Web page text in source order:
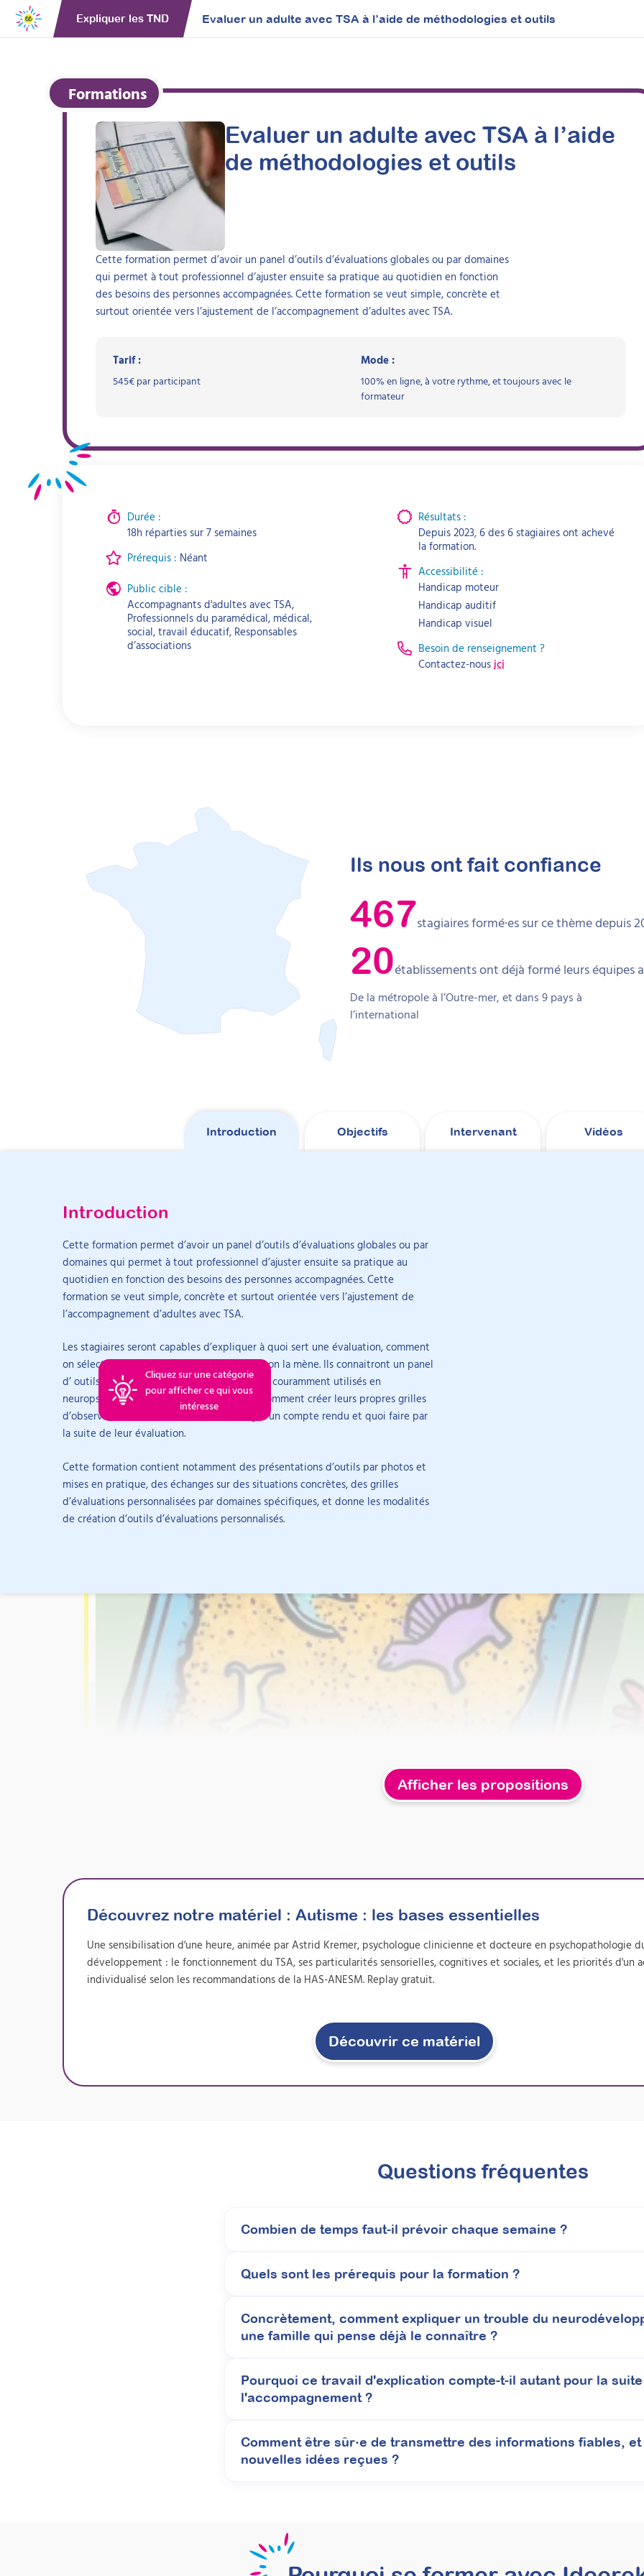
Expliquer les TND Evaluer un adulte avec TSA à l’aide de méthodologies et outils
Formations
Evaluer un adulte avec TSA à l’aide
de méthodologies et outils
Cette formation permet d’avoir un panel d’outils d’évaluations globales ou par domaines
qui permet à tout professionnel d’ajuster ensuite sa pratique au quotidien en fonction
des besoins des personnes accompagnées. Cette formation se veut simple, concrète et
surtout orientée vers l’ajustement de l’accompagnement d’adultes avec TSA.
Tarif :
545€ par participant
Mode :
100% en ligne, à votre rythme, et toujours avec le
formateur
Durée :
18h réparties sur 7 semaines
Prérequis : Néant
Public cible :
Accompagnants d'adultes avec TSA,
Professionnels du paramédical, médical,
social, travail éducatif, Responsables
d’associations
Résultats :
Depuis 2023, 6 des 6 stagiaires ont achevé
la formation.
Accessibilité :
Handicap moteur
Handicap auditif
Handicap visuel
Besoin de renseignement ?
Contactez-nousici
Ils nous ont fait confiance
467stagiaires formé·es sur ce thème depuis
20établissements ont déjà formé leurs équipes
De la métropole à l’Outre-mer, et dans 9 pays à
l’international
Introduction Objectifs Intervenant Vidéos
Introduction
Cette formation permet d’avoir un panel d’outils d’évaluations globales ou par
domaines qui permet à tout professionnel d’ajuster ensuite sa pratique au
quotidien en fonction des besoins des personnes accompagnées. Cette
formation se veut simple, concrète et surtout orientée vers l’ajustement de
l’accompagnement d’adultes avec TSA.
Les stagiaires seront capables d’expliquer à quoi sert une évaluation, comment
on sélectionne une évaluation et comment on la mène. Ils connaitront un panel
d’ outils d’évaluations standardisées les plus couramment utilisés en
neuropsychologie auprès d’adultes TSA et comment créer leurs propres grilles
d’observations. Ils sauront comment rédiger un compte rendu et quoi faire par
la suite de leur évaluation.
Cette formation contient notamment des présentations d’outils par photos et
mises en pratique, des échanges sur des situations concrètes, des grilles
d’évaluations personnalisées par domaines spécifiques, et donne les modalités
de création d’outils d’évaluations personnalisés.
Objectifs
expliquer à quoi sert une évaluation
sélectionner une évaluation pertinente
mener le processus d’évaluation
connaitre un panel d’outils d’évaluations standardisées les plus couramment utilisés en neuropsychologie auprès
créer ses propres grilles d’observations
envisager la suite de l’évaluation
Intervenant
Emilie Delépine
Psychologue clinicienne et superviseuse
Émilie Delépine a obtenu en 2012 un master 2 de psychologie du
développement humain et handicaps à l’Université Rennes 2, puis un
DIU de psychopathologie de la personne âgée à l’Université d’Angers
en 2020. Elle exerce comme psychologue en IME après avoir travaillé
en FAM, foyer de vie et foyer occupationnel.
Globalement je suis satisfaite de l'entièreté de la formation avec une appétence particulière pour le sensoriel
nombreuses personnes TSA.
Pour aller plus loin sur Expliquer les TND
Nos formations, la certification et les ressources gratuites du thème.
Cliquez sur une catégorie
pour afficher ce qui vous
intéresse
Article DIY
Formations
Maîtriser l’évaluation sensorielle pour renforcer vos bilans
Profil de Dunn 2 et autres outils
vous permet de proposer concrètement une nouvelle prestation de bilan sensoriel, très demandée par les
durablement votre pratique professionnelle.
Afficher les propositions
Découvrez notre matériel : Autisme : les bases essentielles
Une sensibilisation d'une heure, animée par Astrid Kremer, psychologue clinicienne et docteure en psychopathologie
développement : le fonctionnement du TSA, ses particularités sensorielles, cognitives et sociales, et les priorités d'un
individualisé selon les recommandations de la HAS-ANESM. Replay gratuit.
Découvrir ce matériel
Questions fréquentes
Combien de temps faut-il prévoir chaque semaine ?
Quels sont les prérequis pour la formation ?
Concrètement, comment expliquer un trouble du
une famille qui pense déjà le connaître ?
Pourquoi ce travail d'explication compte-t-il autant pour la
l'accompagnement ?
Comment être sûr·e de transmettre des informations fiables, et
nouvelles idées reçues ?